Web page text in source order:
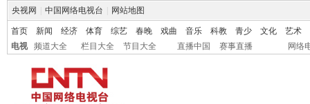
央视网 中国网络电视台 网站地图
首页 新闻 经济 体育 综艺 春晚 戏曲 音乐 科教 青少 文化
艺术
电视
频道大全 栏目大全 节目大全 直播中国 赛事直播 网络